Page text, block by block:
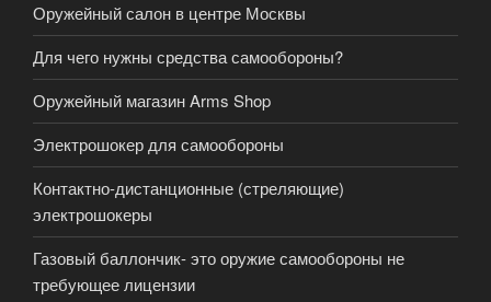
Оружейный салон в центре Москвы
Для чего нужны средства самообороны?
Оружейный магазин Arms Shop
Электрошокер для самообороны
Контактно-дистанционные (стреляющие)
электрошокеры
Газовый баллончик- это оружие самообороны не
требующее лицензии